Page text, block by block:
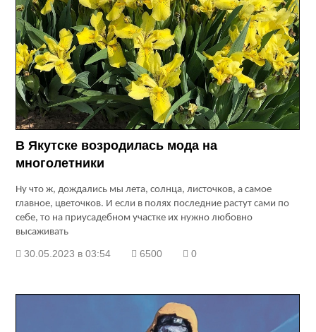
В Якутске возродилась мода на
многолетники
Ну что ж, дождались мы лета, солнца, листочков, а самое
главное, цветочков. И если в полях последние растут сами по
себе, то на приусадебном участке их нужно любовно
высаживать
30.05.2023 в 03:54 6500 0